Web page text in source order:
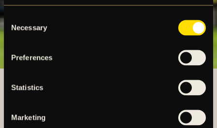
Consent
Selection
Necessary
Preferences
Statistics
Marketing